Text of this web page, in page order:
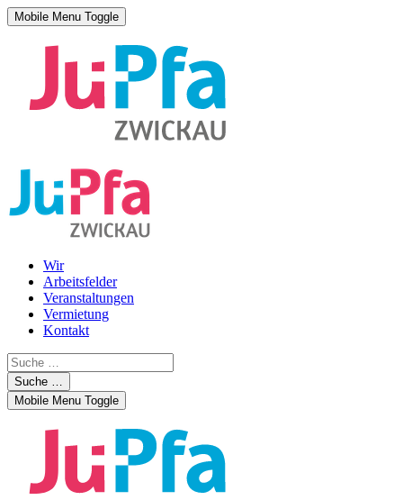
Mobile Menu Toggle
Wir
Arbeitsfelder
Veranstaltungen
Vermietung
Kontakt
Suche …
Mobile Menu Toggle